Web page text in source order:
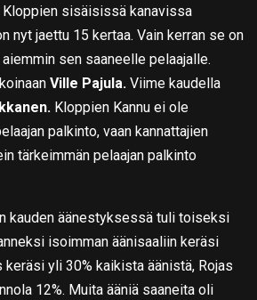
Kloppien sisäisissä kanavissa
nyt jaettu 15 kertaa. Vain kerran se on
sen saaneelle pelaajalle.
Ville Pajula. Viime kaudella
Kloppien Kannu ei ole
palkinto, vaan kannattajien
tärkeimmän pelaajan palkinto
kauden äänestyksessä tuli toiseksi
isoimman äänisaaliin keräsi
keräsi yli 30% kaikista äänistä, Rojas
12%. Muita ääniä saaneita oli